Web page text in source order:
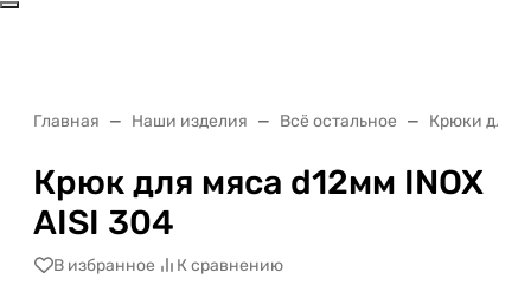
Главная Наши изделия Всё остальное Крюки для
Крюк для мяса d12мм INOX
AISI 304
В избранное К сравнению